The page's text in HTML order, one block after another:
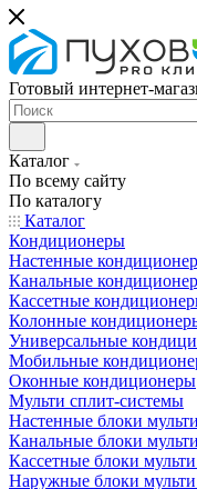
Готовый интернет-
Каталог
По всему сайту
По каталогу
Каталог
Кондиционеры
Настенные
Канальные
Кассетные
Колонные
Универсальные
Мобильные
Оконные кондиционеры
Мульти сплит-системы
Настенные блоки
Канальные блоки
Кассетные блоки
Наружные блоки